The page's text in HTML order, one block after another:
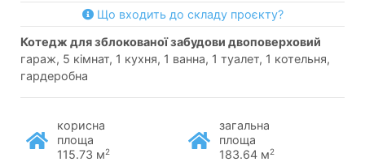
Що входить до складу проєкту?
котедж для зблокованої забудови двоповерховий
гараж, 5 кімнат, 1 кухня, 1 ванна, 1 туалет, 1 котельня,
гардеробна
корисна
площа
115.73 м2
загальна
площа
183.64 м2